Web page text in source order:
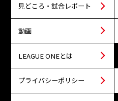
見どころ・試合レポート
動画
LEAGUE ONEとは
プライバシーポリシー